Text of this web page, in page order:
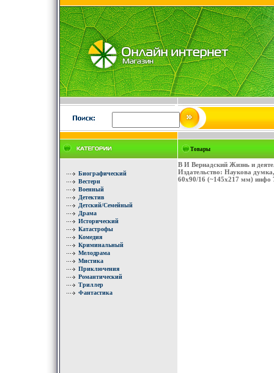
Биографический
Вестерн
Военный
Детектив
Детский/Семейный
Драма
Исторический
Катастрофы
Комедия
Криминальный
Мелодрама
Мистика
Приключения
Романтический
Триллер
Фантастика
Товары
В И Вернадский Жизнь и
Издательство: Наукова
60x90/16 (~145х217 мм) инфо